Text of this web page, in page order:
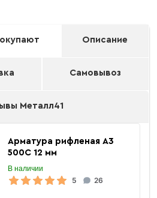
Описание
Самовывоз
Металл41
Арматура рифленая А3
500С 12 мм
В наличии
5 26